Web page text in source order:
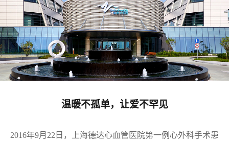
温暖不孤单，让爱不罕见
2016年9月22日，上海德达心血管医院第一例心外科手术患